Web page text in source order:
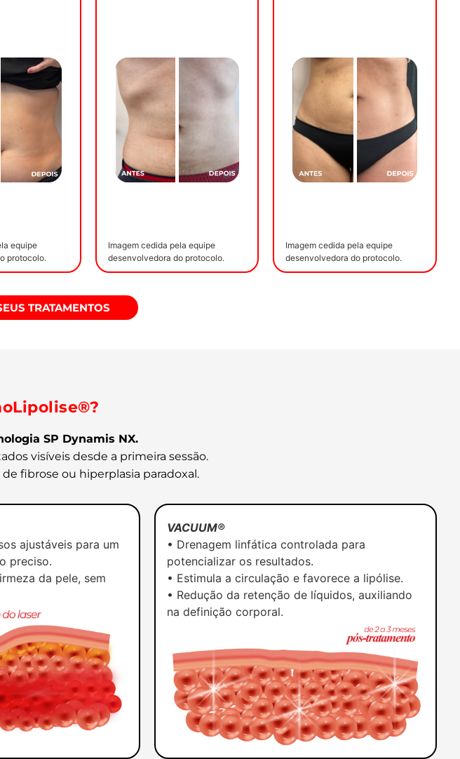
equipe
protocolo.
Imagem cedida pela equipe
desenvolvedora do protocolo.
Imagem cedida pela equipe
desenvolvedora do protocolo.
TRATAMENTOS
SP Dynamis NX.
visíveis desde a primeira sessão.
fibrose ou hiperplasia paradoxal.
ajustáveis para um
preciso.
da pele, sem
VACUUM®
• Drenagem linfática controlada para
potencializar os resultados.
• Estimula a circulação e favorece a lipólise.
• Redução da retenção de líquidos, auxiliando
na definição corporal.